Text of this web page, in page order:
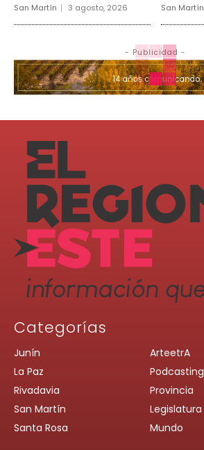
San Martín 3 agosto, 2026 San Martín
- Publicidad -
Categorías
Junín
La Paz
Rivadavia
San Martín
Santa Rosa
ArteetrA
Podcasting
Provincia
Legislatura
Mundo